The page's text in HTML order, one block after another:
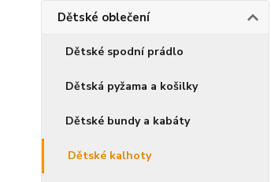
Dětské oblečení
Dětské spodní prádlo
Dětská pyžama a košilky
Dětské bundy a kabáty
Dětské kalhoty